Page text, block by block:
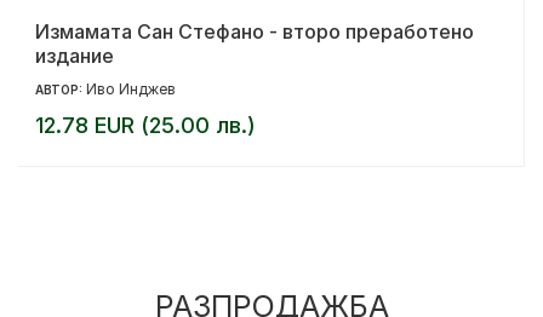
Измамата Сан Стефано - второ преработено
издание
АВТОР: Иво Инджев
12.78 EUR (25.00 лв.)
РАЗПРОДАЖБА